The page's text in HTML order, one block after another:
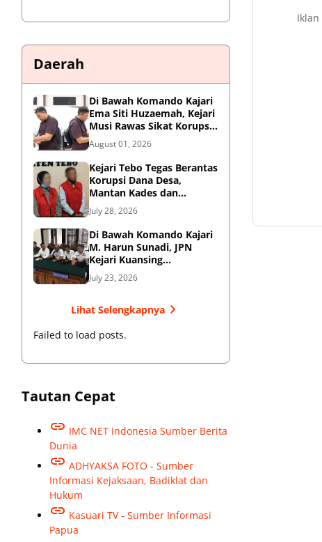
Daerah
Di Bawah Komando Kajari
Ema Siti Huzaemah, Kejari
Musi Rawas Sikat Korupsi
Dana Sawit, Negara
Selamatkan Rp1,26 Miliar
August 01, 2026
Kejari Tebo Tegas Berantas
Korupsi Dana Desa,
Mantan Kades dan
Bendahara Resmi Jadi
Tersangka
July 28, 2026
Di Bawah Komando Kajari
M. Harun Sunadi, JPN
Kejari Kuansing
Menangkan Gugatan PTUN
dan Amankan Aset
July 23, 2026
Lihat Selengkapnya
Failed to load posts.
Tautan Cepat
IMC NET Indonesia Sumber Berita
Dunia
ADHYAKSA FOTO - Sumber
Informasi Kejaksaan, Badiklat dan
Hukum
Kasuari TV - Sumber Informasi
Papua
Iklan